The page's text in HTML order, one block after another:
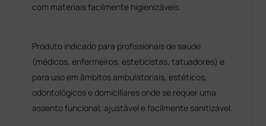
com materiais facilmente higienizáveis.
Produto indicado para profissionais de saúde
(médicos, enfermeiros, esteticistas, tatuadores) e
para uso em âmbitos ambulatoriais, estéticos,
odontológicos e domiciliares onde se requer uma
assento funcional, ajustável e facilmente sanitizável.